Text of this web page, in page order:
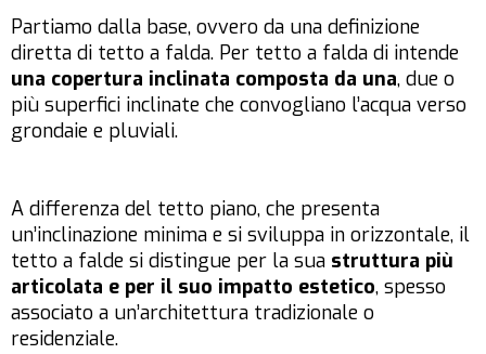
Partiamo dalla base, ovvero da una definizione
diretta di tetto a falda. Per tetto a falda di intende
una copertura inclinata composta da una, due o
più superfici inclinate che convogliano l’acqua verso
grondaie e pluviali.
A differenza del tetto piano, che presenta
un’inclinazione minima e si sviluppa in orizzontale, il
tetto a falde si distingue per la sua struttura più
articolata e per il suo impatto estetico, spesso
associato a un’architettura tradizionale o
residenziale.